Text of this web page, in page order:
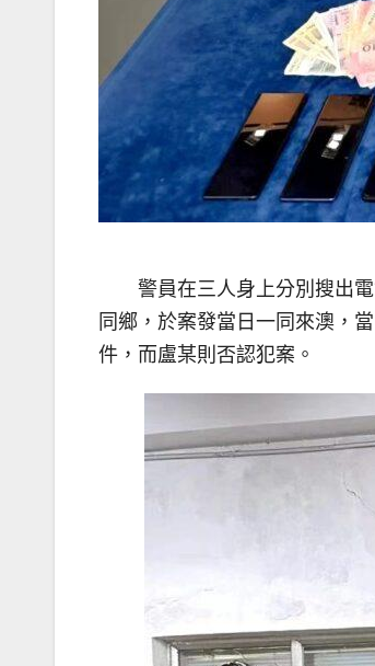
警員在三人身上分別搜出
同鄉，於案發當日一同來澳，
件，而盧某則否認犯案。